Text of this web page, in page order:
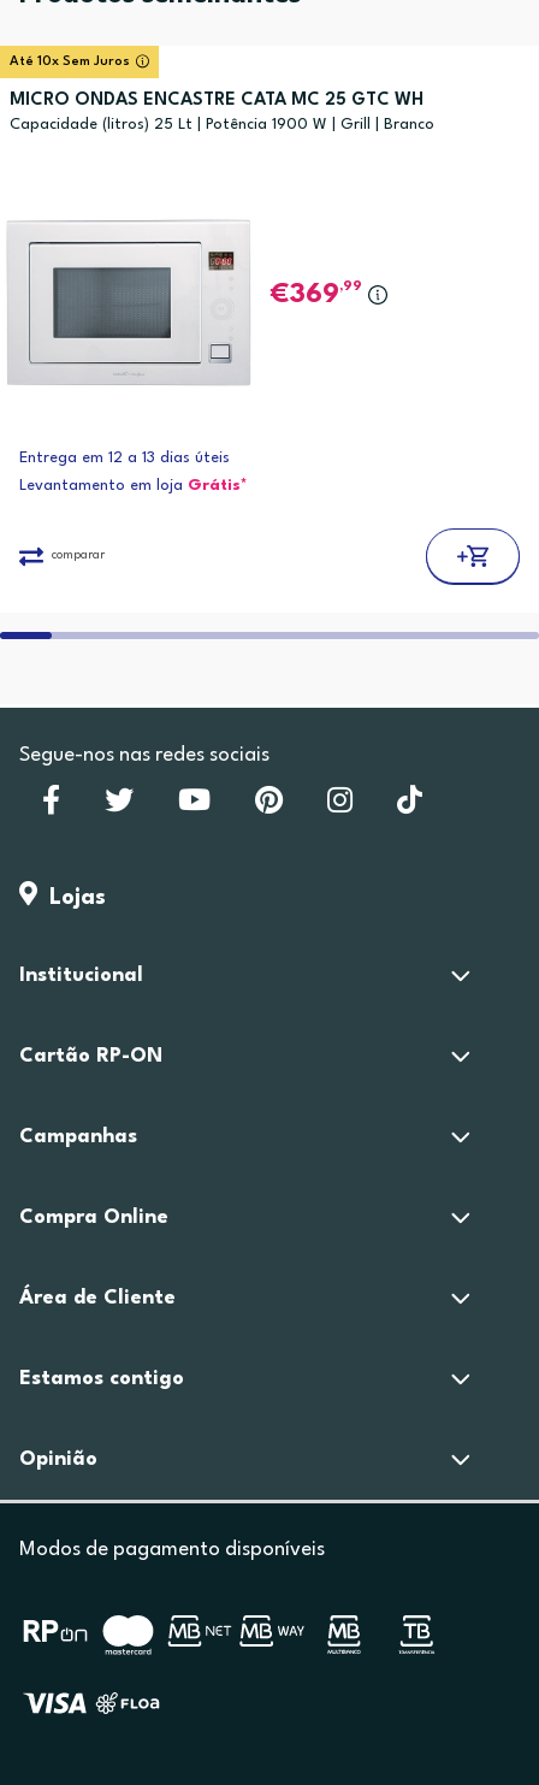
Até 10x Sem Juros
MICRO ONDAS ENCASTRE CATA MC 25 GTC WH
Capacidade (litros) 25 Lt | Potência 1900 W | Grill | Branco
369,99
Entrega em 12 a 13 dias úteis
Levantamento em loja Grátis*
comparar
Segue-nos nas redes sociais
Lojas
Institucional
Cartão RP-ON
Campanhas
Compra Online
Área de Cliente
Estamos contigo
Opinião
Modos de pagamento disponíveis